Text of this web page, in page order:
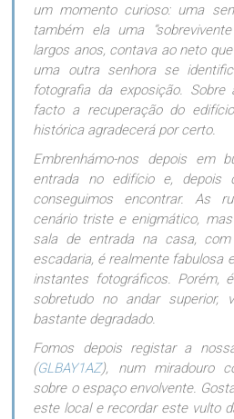
um momento curioso: uma
também ela uma
largos anos, contava ao neto
uma outra senhora se
fotografia da exposição.
facto a recuperação do
histórica agradecerá por certo.
Embrenhámo-nos depois em
entrada no edifício e, depois
conseguimos encontrar. As
cenário triste e enigmático,
sala de entrada na casa,
escadaria, é realmente fabulosa
instantes fotográficos. Porém,
sobretudo no andar
bastante degradado.
Fomos depois registar a
(GLBAY1AZ), num miradouro
sobre o espaço envolvente.
este local e recordar este vulto